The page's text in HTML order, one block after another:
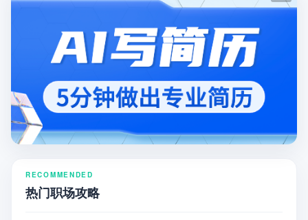
RECOMMENDED
热门职场攻略